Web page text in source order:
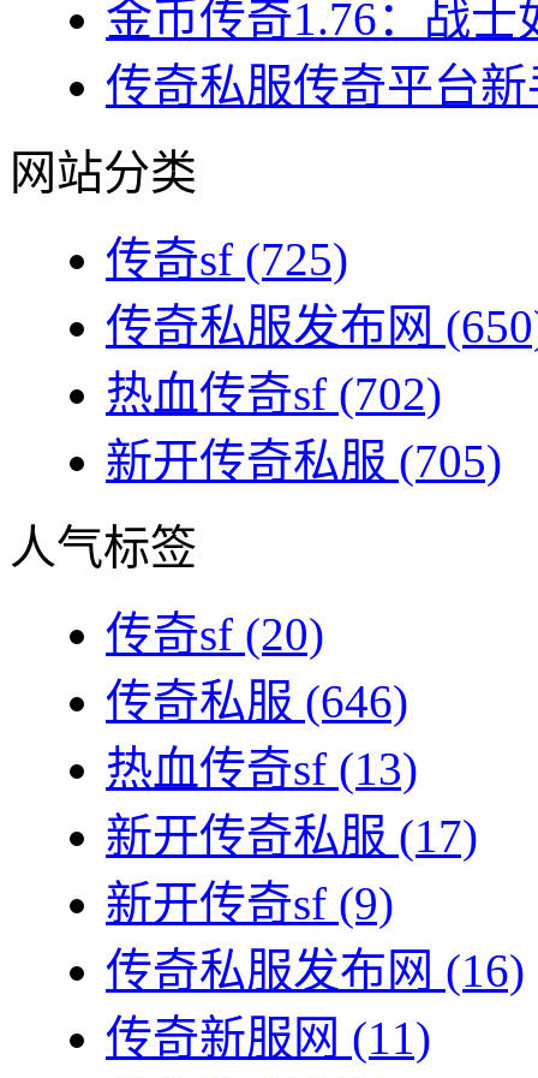
金币传奇1.76：战
传奇私服传奇平台
网站分类
传奇sf (725)
传奇私服发布网
热血传奇sf (702)
新开传奇私服 (705)
人气标签
传奇sf (20)
传奇私服 (646)
热血传奇sf (13)
新开传奇私服 (17)
新开传奇sf (9)
传奇私服发布网 (16)
传奇新服网 (11)